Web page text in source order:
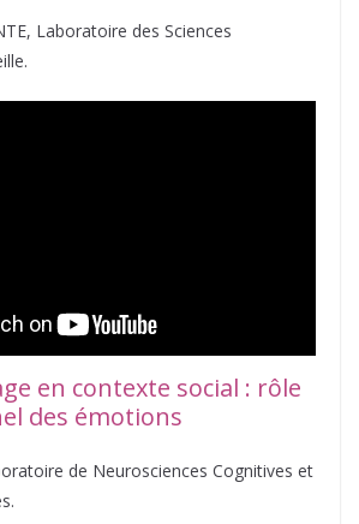
Laboratoire des Sciences
en contexte social : rôle
des émotions
de Neurosciences Cognitives et